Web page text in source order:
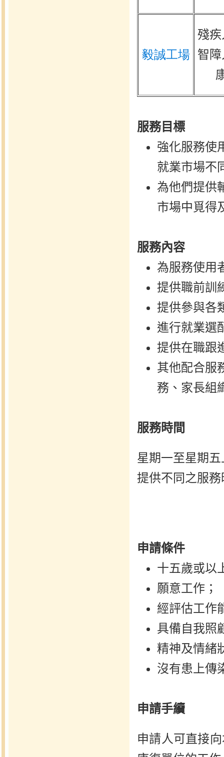
毅誠工場
殘
智
服務目標
強化服務使
就業市場不
為他們提供
市場中覓得
服務內容
為服務使用
提供職前訓
提供參與各
進行就業選
提供在職跟
其他配合服
務、家長組
服務時間
星期一至星期
提供不同之服
申請條件
十五歲或以
願意工作；
經評估工作
具備自我照
精神及情緒
沒有患上傳
申請手續
申請人可直接